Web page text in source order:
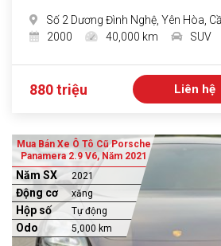
Số 2 Dương Đình Nghệ, Yên Hòa,
2000
40,000 km SUV
880 triệu Liên hệ
Mua Bán Xe Ô Tô Cũ Porsche
Panamera 2.9 V6, Năm 2021
Năm SX 2021
Động cơ xăng
Hộp số Tự động
Odo 5,000 km